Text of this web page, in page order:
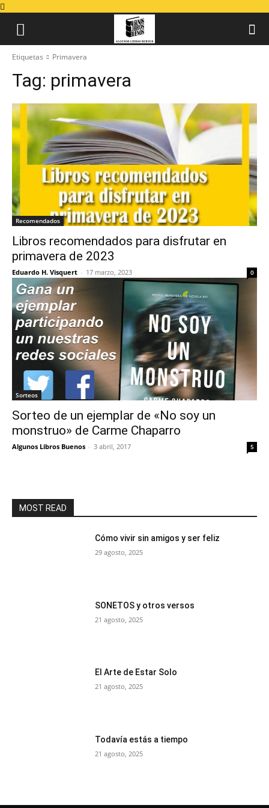
Etiquetas Primavera
Tag: primavera
Recomendados
Libros recomendados para disfrutar en
primavera de 2023
Eduardo H. Visquert - 17 marzo, 2023 0
Sorteos
Sorteo de un ejemplar de «No soy un
monstruo» de Carme Chaparro
Algunos Libros Buenos - 3 abril, 2017 5
MOST READ
Cómo vivir sin amigos y ser feliz
29 agosto, 2025
SONETOS y otros versos
21 agosto, 2025
El Arte de Estar Solo
21 agosto, 2025
Todavía estás a tiempo
21 agosto, 2025